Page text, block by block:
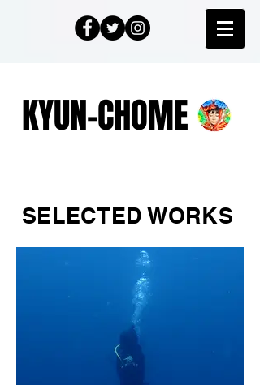
KYUN-CHOME
SELECTED WORKS